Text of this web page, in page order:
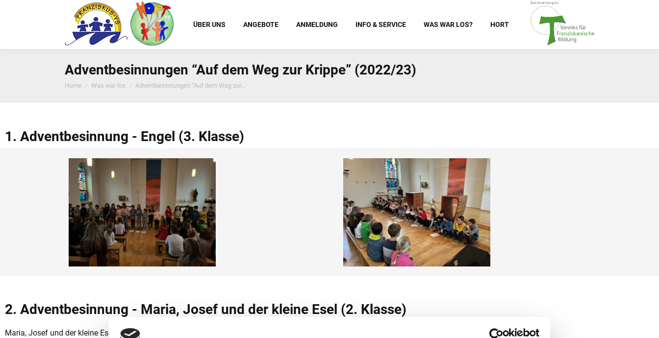
ÜBER UNS ANGEBOTE ANMELDUNG INFO & SERVICE WAS WAR LOS? HORT
Adventbesinnungen “Auf dem Weg zur Krippe” (2022/23)
You are here:
Home Was war los Adventbesinnungen “Auf dem Weg zur…
1. Adventbesinnung - Engel (3. Klasse)
2. Adventbesinnung - Maria, Josef und der kleine Esel (2. Klasse)
Maria, Josef und der kleine Esel machten sich gemeinsam auf den Weg nach Betlehem. Dabei wurden sie von einem Engel Gottes geführt und beschützt.